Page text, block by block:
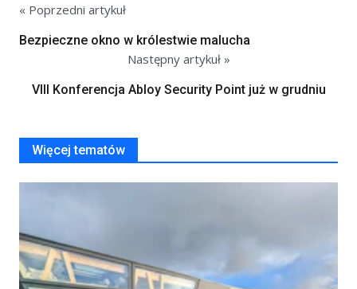
« Poprzedni artykuł
Bezpieczne okno w królestwie malucha
Następny artykuł »
VIII Konferencja Abloy Security Point już w grudniu
Więcej tematów